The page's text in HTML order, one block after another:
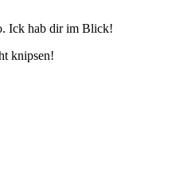
Ick hab dir im Blick!
knipsen!